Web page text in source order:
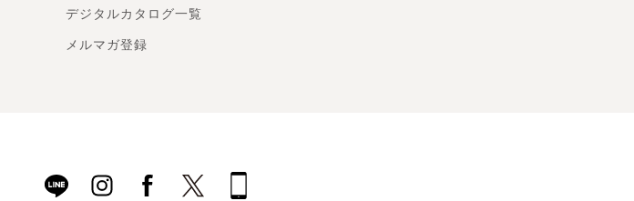
デジタルカタログ一覧
メルマガ登録